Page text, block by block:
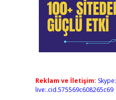
Reklam ve İletişim: Skype:
live:.cid.575569c608265c69